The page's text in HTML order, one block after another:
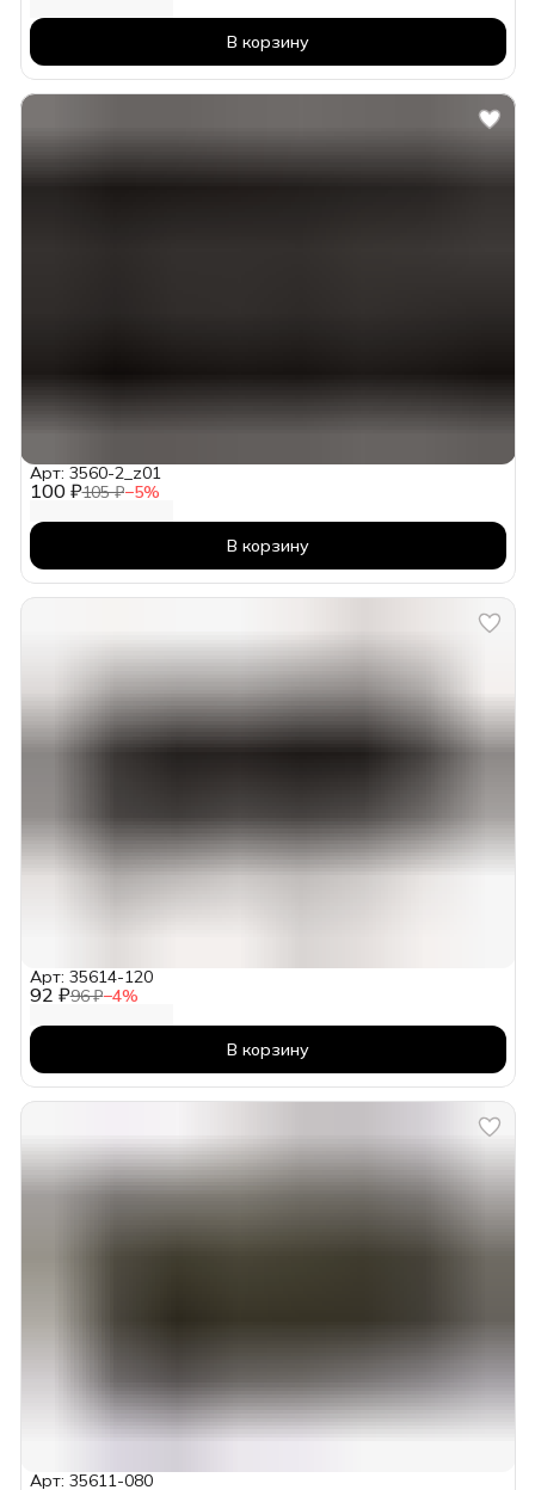
В корзину
100 ₽105 ₽−5%
Арт: 3560-2_z01
В корзину
92 ₽96 ₽−4%
Арт: 35614-120
В корзину
Арт: 35611-080